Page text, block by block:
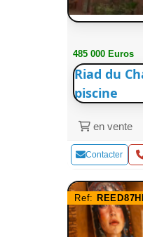
485 000 Euros
Riad du
piscine
en vente
Contacter
Ref: